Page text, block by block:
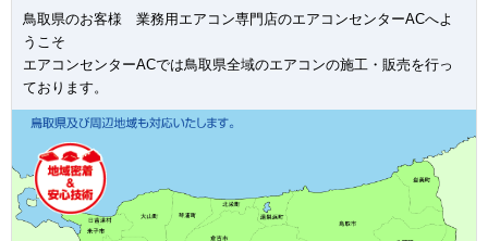
鳥取県のお客様 業務用エアコン専門店のエアコンセンターACへよ
うこそ
エアコンセンターACでは鳥取県全域のエアコンの施工・販売を行っ
ております。